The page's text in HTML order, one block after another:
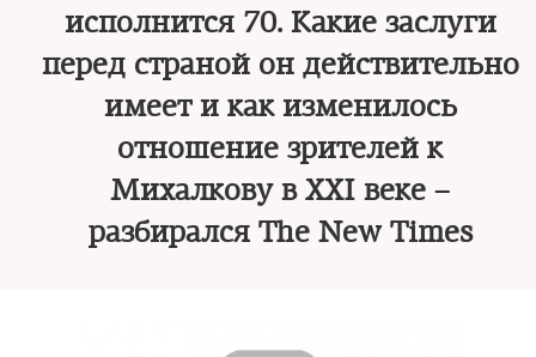
исполнится 70. Какие заслуги
перед страной он действительно
имеет и как изменилось
отношение зрителей к
Михалкову в XXI веке –
разбирался The New Times